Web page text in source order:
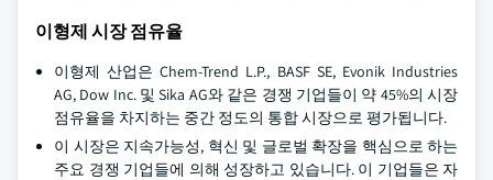
이형제 시장 점유율
이형제 산업은 Chem-Trend L.P., BASF SE, Evonik Industries
AG, Dow Inc. 및 Sika AG와 같은 경쟁 기업들이 약 45%의 시장
점유율을 차지하는 중간 정도의 통합 시장으로 평가됩니다.
이 시장은 지속가능성, 혁신 및 글로벌 확장을 핵심으로 하는
주요 경쟁 기업들에 의해 성장하고 있습니다. 이 기업들은 자